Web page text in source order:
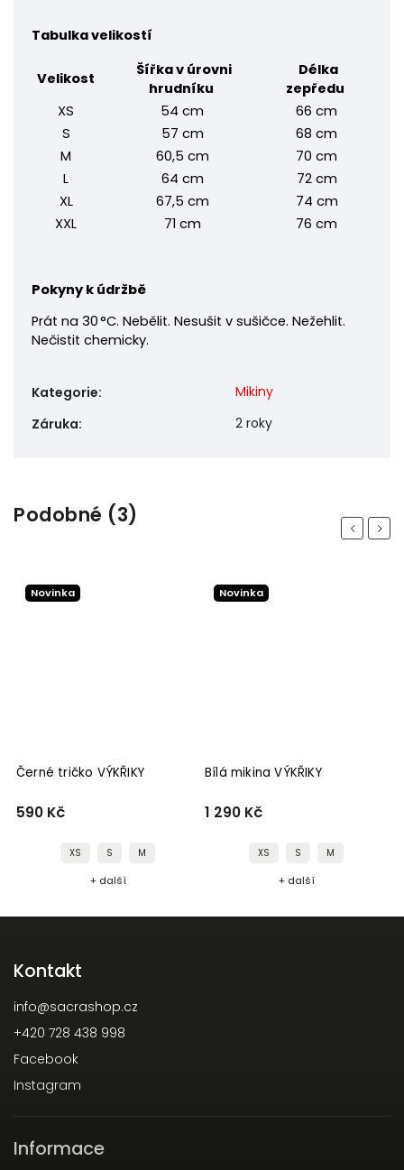
Tabulka velikostí
Velikost
Šířka v úrovni
hrudníku
Délka
zepředu
XS
54 cm
66 cm
S
57 cm
68 cm
M
60,5 cm
70 cm
L
64 cm
72 cm
XL
67,5 cm
74 cm
XXL
71 cm 76 cm
Pokyny k údržbě
Prát na 30 °C. Nebělit. Nesušit v sušičce. Nežehlit.
Nečistit chemicky.
Kategorie:
Mikiny
Záruka: 2 roky
Podobné (3) Previous
Novinka
Černé tričko VÝKŘIKY
590 Kč
XS S M
+ další
Novinka
Bílá mikina VÝKŘIKY
1 290 Kč
XS S M
+ další
Next
Kontakt
info@sacrashop.cz
+420 728 438 998
Facebook
Instagram
Informace